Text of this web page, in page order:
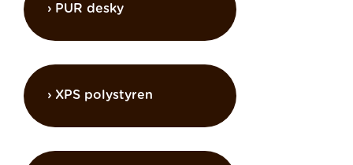
PUR desky
XPS polystyren